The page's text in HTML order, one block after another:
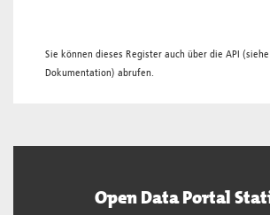
Sie können dieses Register auch über die API (siehe
Dokumentation) abrufen.
Open Data Portal